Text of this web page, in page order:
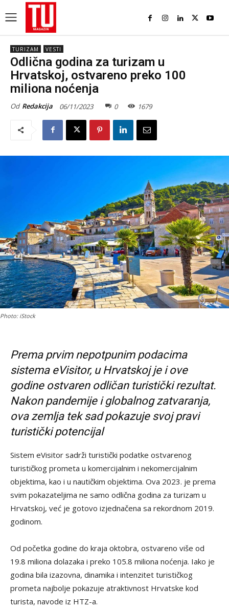
TURIZAM VESTI
Odlična godina za turizam u
Hrvatskoj, ostvareno preko 100
miliona noćenja
Od Redakcija 06/11/2023 0 1679
Photo: iStock
Prema prvim nepotpunim podacima
sistema eVisitor, u Hrvatskoj je i ove
godine ostvaren odličan turistički rezultat.
Nakon pandemije i globalnog zatvaranja,
ova zemlja tek sad pokazuje svoj pravi
turistički potencijal
Sistem eVisitor sadrži turistički podatke ostvarenog
turističkog prometa u komercijalnim i nekomercijalnim
objektima, kao i u nautičkim objektima. Ova 2023. je prema
svim pokazateljima ne samo odlična godina za turizam u
Hrvatskoj, već je gotovo izjednačena sa rekordnom 2019.
godinom.
Od početka godine do kraja oktobra, ostvareno više od
19.8 miliona dolazaka i preko 105.8 miliona noćenja. Iako je
godina bila izazovna, dinamika i intenzitet turističkog
prometa najbolje pokazuje atraktivnost Hrvatske kod
turista, navode iz HTZ-a.